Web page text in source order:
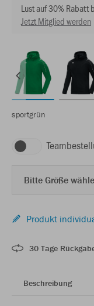
Lust auf 30% Rabatt
Jetzt Mitglied werden
sportgrün
Bitte Größe
Produkt
30 Tage
Beschreibung